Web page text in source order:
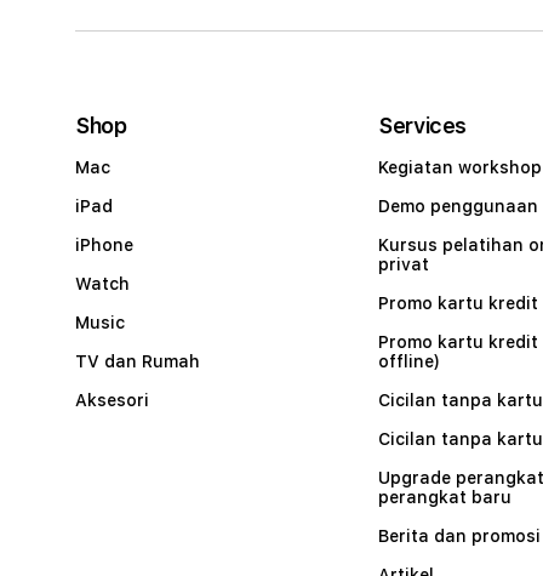
Shop
Mac
iPad
iPhone
Watch
Music
TV dan Rumah
Aksesori
Services
Kegiatan workshop
Demo penggunaan
Kursus pelatihan
privat
Promo kartu kredit
Promo kartu kredit
offline)
Cicilan tanpa
Cicilan tanpa
Upgrade
perangkat baru
Berita dan promosi